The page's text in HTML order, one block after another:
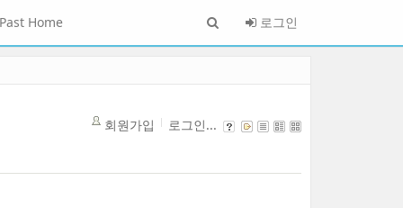
Past Home 로그인
회원가입 로그인...